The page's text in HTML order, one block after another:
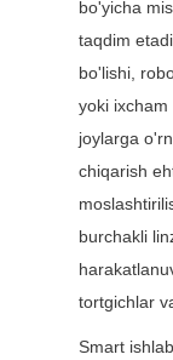
bo'yicha
taqdim
bo'lishi,
yoki
joylarga
chiqarish
burchakli
tortgichlar
Smart